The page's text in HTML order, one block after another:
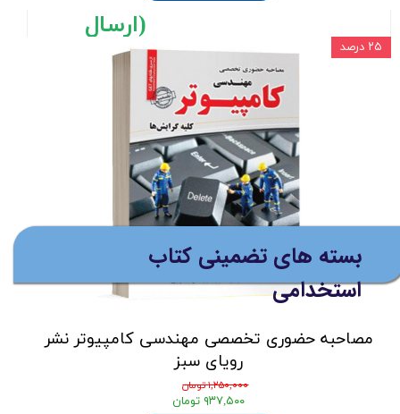
(ارسال
میلیون تومان)
مصاحبه حضوری تخصصی مهندسی کامپیوتر نشر
رویای سبز
۱,۲۵۰,۰۰۰ تومان
۹۳۷,۵۰۰ تومان
۲۵ درصد
بسته های تضمینی کتاب
استخدامی